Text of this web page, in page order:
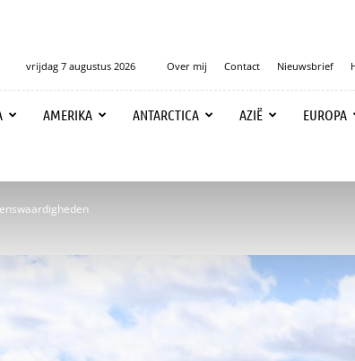
vrijdag 7 augustus 2026 Over mij Contact Nieuwsbrief
AMERIKA ANTARCTICA AZIË EUROPA